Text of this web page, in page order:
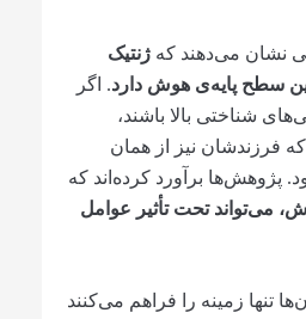
نشان می‌دهند که ژنتیک
سطح پایه‌ی هوش دارد. اگر
شناختی بالا باشند،
فرزندشان نیز از همان
پژوهش‌ها برآورد کرده‌اند که
می‌تواند تحت تأثیر عوامل
تنها زمینه را فراهم می‌کنند